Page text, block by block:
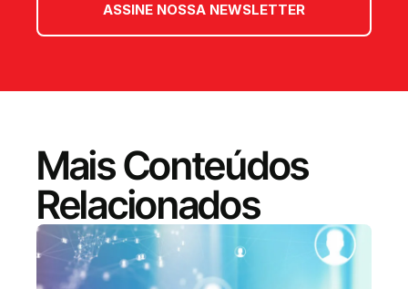
ASSINE NOSSA NEWSLETTER
Mais Conteúdos
Relacionados